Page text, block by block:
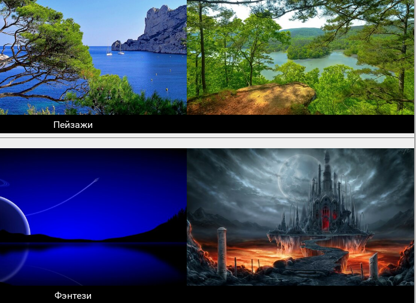
Пейзажи
Фэнтези